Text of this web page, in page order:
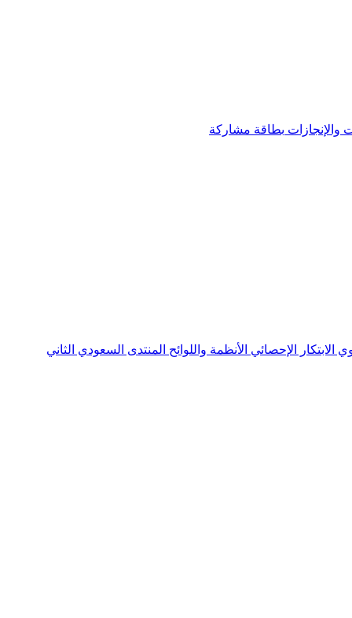
والإنجازات بطاقة مشاركة
الابتكار الإحصائي الأنظمة واللوائح المنتدى السعودي الثاني